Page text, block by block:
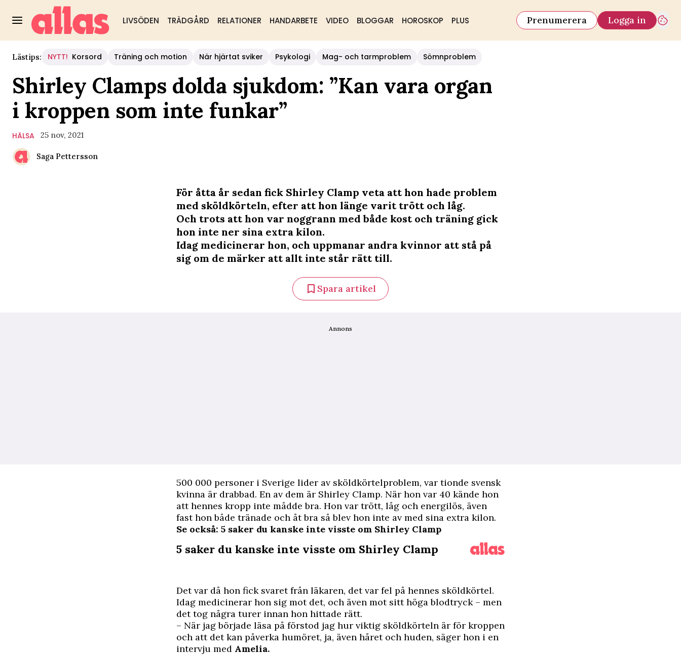
LIVSÖDEN TRÄDGÅRD RELATIONER HANDARBETE VIDEO BLOGGAR HOROSKOP PLUS Prenumerera Logga in
Lästips: NYTT! Korsord Träning och motion När hjärtat sviker Psykologi Mag- och tarmproblem Sömnproblem
Shirley Clamps dolda sjukdom: ”Kan vara organ
i kroppen som inte funkar”
HÄLSA 25 nov, 2021
Saga Pettersson
För åtta år sedan fick Shirley Clamp veta att hon hade problem
med sköldkörteln, efter att hon länge varit trött och låg.
Och trots att hon var noggrann med både kost och träning gick
hon inte ner sina extra kilon.
Idag medicinerar hon, och uppmanar andra kvinnor att stå på
sig om de märker att allt inte står rätt till.
Spara artikel
Annons
500 000 personer i Sverige lider av sköldkörtelproblem, var tionde svensk
kvinna är drabbad. En av dem är Shirley Clamp. När hon var 40 kände hon
att hennes kropp inte mådde bra. Hon var trött, låg och energilös, även
fast hon både tränade och åt bra så blev hon inte av med sina extra kilon.
Se också: 5 saker du kanske inte visste om Shirley Clamp
5 saker du kanske inte visste om Shirley Clamp
Det var då hon fick svaret från läkaren, det var fel på hennes sköldkörtel.
Idag medicinerar hon sig mot det, och även mot sitt höga blodtryck – men
det tog några turer innan hon hittade rätt.
– När jag började läsa på förstod jag hur viktig sköldkörteln är för kroppen
och att det kan påverka humöret, ja, även håret och huden, säger hon i en
intervju med Amelia.